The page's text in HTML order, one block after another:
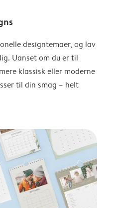
designtemaer, og lav
Uanset om du er til
klassisk eller moderne
til din smag – helt